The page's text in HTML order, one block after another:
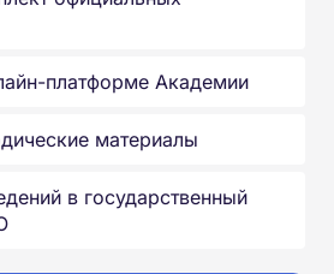
платформе Академии
материалы
в государственный